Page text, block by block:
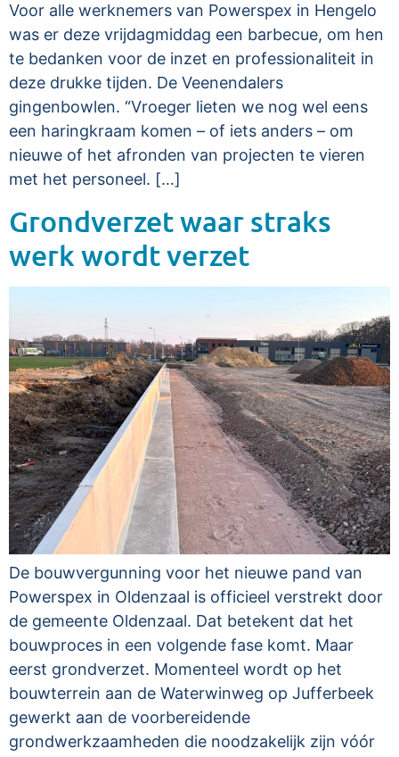
Voor alle werknemers van Powerspex in Hengelo
was er deze vrijdagmiddag een barbecue, om hen
te bedanken voor de inzet en professionaliteit in
deze drukke tijden. De Veenendalers
gingenbowlen. “Vroeger lieten we nog wel eens
een haringkraam komen – of iets anders – om
nieuwe of het afronden van projecten te vieren
met het personeel. […]
Grondverzet waar straks
werk wordt verzet
De bouwvergunning voor het nieuwe pand van
Powerspex in Oldenzaal is officieel verstrekt door
de gemeente Oldenzaal. Dat betekent dat het
bouwproces in een volgende fase komt. Maar
eerst grondverzet. Momenteel wordt op het
bouwterrein aan de Waterwinweg op Jufferbeek
gewerkt aan de voorbereidende
grondwerkzaamheden die noodzakelijk zijn vóór